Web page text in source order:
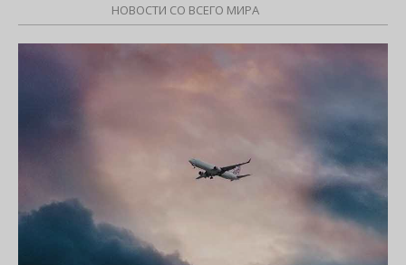
НОВОСТИ СО ВСЕГО МИРА